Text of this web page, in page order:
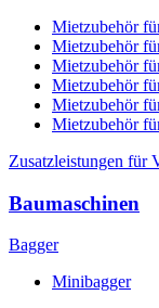
Mietzubehör
Mietzubehör
Mietzubehör
Mietzubehör
Mietzubehör
Mietzubehör
Zusatzleistungen für
Baumaschinen
Bagger
Minibagger